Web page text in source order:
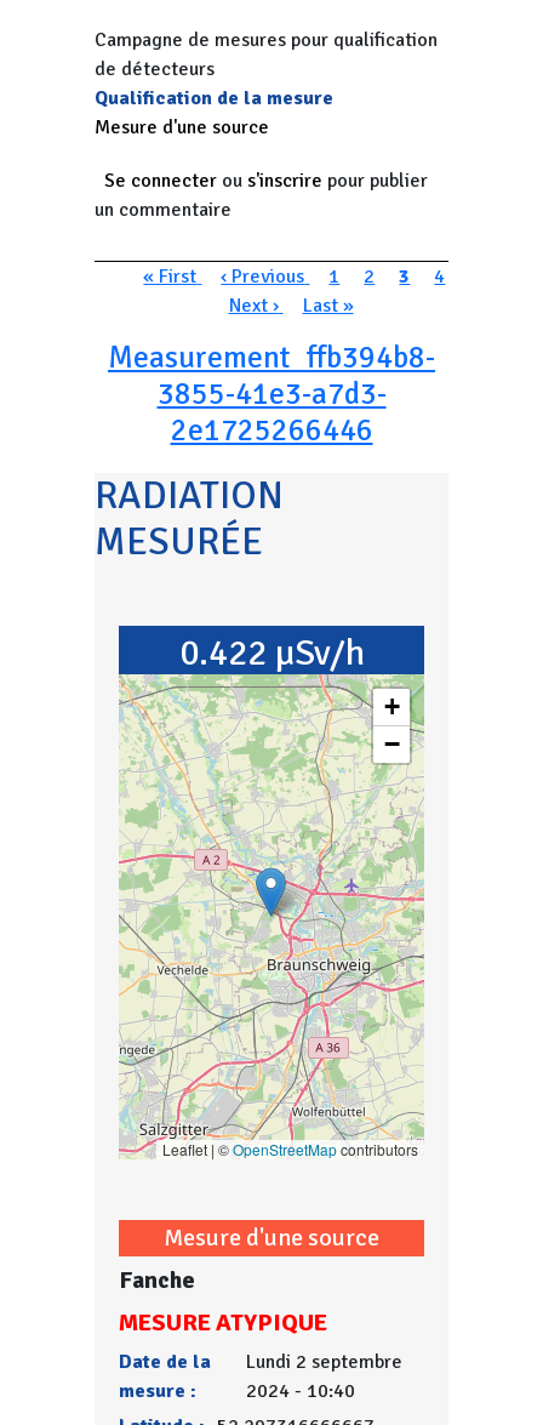
Campagne de mesures pour qualification
de détecteurs
Qualification de la mesure
Mesure d'une source
Se connecter ou s'inscrire pour publier
un commentaire
Pagination
Première page
« First Page précédente
‹ Previous Page
1 Page
2 Page courante
3 Page
4
Page suivante
Next › Dernière page
Last »
Measurement_ffb394b8-
3855-41e3-a7d3-
2e1725266446
RADIATION
MESURÉE
0.422 µSv/h
+
−
Leaflet | ©OpenStreetMapcontributors
Mesure d'une source
Fanche
MESURE ATYPIQUE
Date de la
mesure :
Lundi 2 septembre
2024 - 10:40